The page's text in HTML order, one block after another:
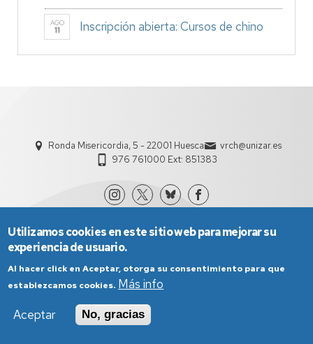
AGO
11 Inscripción abierta: Cursos de chino
Ronda Misericordia, 5 - 22001 Huesca
vrch@unizar.es
976 761000 Ext: 851383
Política de Privacidad
Utilizamos cookies en este sitio web para mejorar su
experiencia de usuario.
Al hacer click en Aceptar, otorga su consentimiento para que
establezcamos cookies. Más info
Aceptar
No, gracias